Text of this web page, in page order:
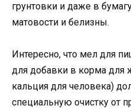
грунтовки и даже в
матовости и белизны.
Интересно, что мел для
для добавки в корма для
кальция для человека)
специальную очистку от